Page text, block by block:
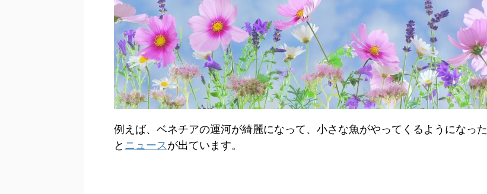
例えば、ベネチアの運河が綺麗になって、小さな魚がやってくるようになった
と ニュースが出ています。